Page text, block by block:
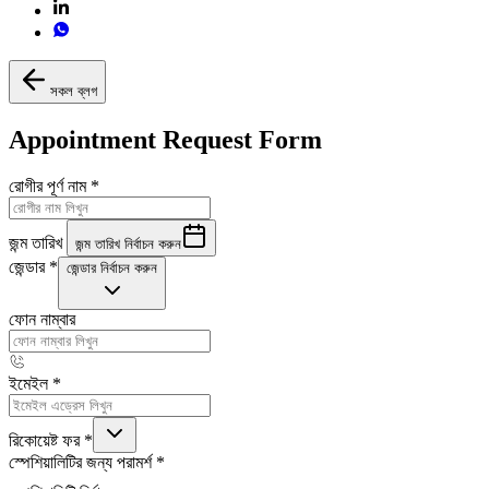
সকল ব্লগ
Appointment Request Form
রোগীর পূর্ণ নাম *
জন্ম তারিখ জন্ম তারিখ নির্বাচন করুন
জেন্ডার * জেন্ডার নির্বাচন করুন
ফোন নাম্বার
ইমেইল *
রিকোয়েষ্ট ফর *
স্পেশিয়ালিটির জন্য পরামর্শ *